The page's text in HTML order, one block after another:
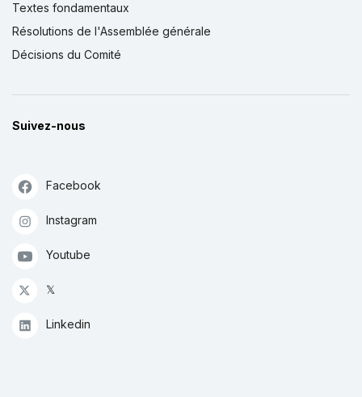
Textes fondamentaux
Résolutions de l'Assemblée générale
Décisions du Comité
Suivez-nous
Facebook
Instagram
Youtube
𝕏
Linkedin